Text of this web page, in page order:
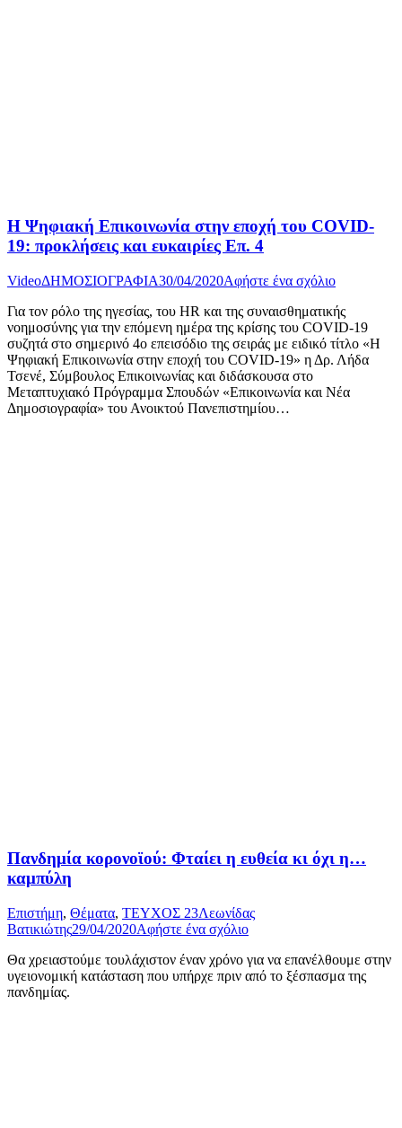
Η Ψηφιακή Επικοινωνία στην εποχή του COVID-
19: προκλήσεις και ευκαιρίες Επ. 4
VideoΔΗΜΟΣΙΟΓΡΑΦΙΑ30/04/2020Αφήστε ένα σχόλιο
Για τον ρόλο της ηγεσίας, του HR και της συναισθηματικής
νοημοσύνης για την επόμενη ημέρα της κρίσης του COVID-19
συζητά στο σημερινό 4ο επεισόδιο της σειράς με ειδικό τίτλο «H
Ψηφιακή Επικοινωνία στην εποχή του COVID-19» η Δρ. Λήδα
Τσενέ, Σύμβουλος Επικοινωνίας και διδάσκουσα στο
Μεταπτυχιακό Πρόγραμμα Σπουδών «Επικοινωνία και Νέα
Δημοσιογραφία» του Ανοικτού Πανεπιστημίου…
Πανδημία κορονοϊού: Φταίει η ευθεία κι όχι η…
καμπύλη
Επιστήμη, Θέματα, ΤΕΥΧΟΣ 23Λεωνίδας
Βατικιώτης29/04/2020Αφήστε ένα σχόλιο
Θα χρειαστούμε τουλάχιστον έναν χρόνο για να επανέλθουμε στην
υγειονομική κατάσταση που υπήρχε πριν από το ξέσπασμα της
πανδημίας.